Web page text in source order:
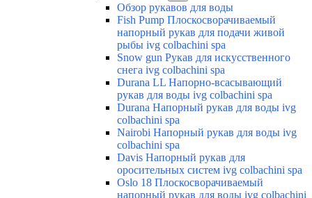
Обзор рукавов для воды
Fish Pump Плоскосворачиваемый
напорный рукав для подачи живой
рыбы ivg colbachini spa
Snow gun Рукав для искусственного
снега ivg colbachini spa
Durana LL Напорно-всасывающий
рукав для воды ivg colbachini spa
Durana Напорный рукав для воды ivg
colbachini spa
Nairobi Напорный рукав для воды ivg
colbachini spa
Davis Напорный рукав для
оросительных систем ivg colbachini spa
Oslo 18 Плоскосворачиваемый
напорный рукав для воды ivg colbachini